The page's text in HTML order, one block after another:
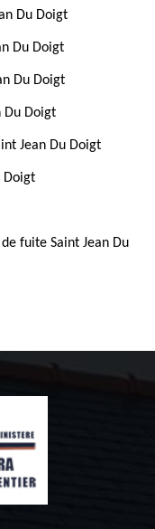
Du Doigt
Du Doigt
Du Doigt
Du Doigt
Jean Du Doigt
Doigt
fuite Saint Jean Du